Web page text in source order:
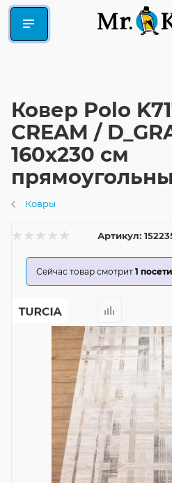
Ковер Polo
CREAM /
160x230 см
Ковры
Артикул:
Сейчас товар смотрит 1